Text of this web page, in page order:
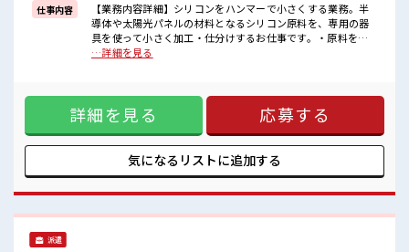
■職場の雰囲気
20代が多数活躍中！
社会人経験が浅くてもOK！
持ち物が多いあなたにもぴったり☆
ロッカー付き職場♪
仕事内容
【業務内容詳細】シリコンをハンマーで小さくする業務。半
導体や太陽光パネルの材料となるシリコン原料を、専用の器
具を使って小さく加工・仕分けするお仕事です。・原料を適
切なサイズに砕く軽作業・砕いた原料を容器に移して整理・
お給料UP≫ 残業は月20時間未満で、 ほどよく稼げます♪ ≪
ラクラク制服アリ≫ 制服があるので、 毎日の服装の悩み解消
♪ ≪未経験でも活躍できる≫ 新しいことにチャレンジするの
は不安だけど、 しっかり働く環境が整っています！ イチから
スキルUP・ステップUP目指していきましょう！ ≪様々なお
仕事をご提案≫ 一人で悩まず気軽に相談できる、 派遣のお仕
くてもOK！ ここから経験積んでいきましょ！ 仕事の合間の
息抜きは休憩室で♪ 持ち物が多いあなたにもぴったり☆ ロッ
…詳細を見る
詳細を見る 応募する
気になるリストに追加する
派遣